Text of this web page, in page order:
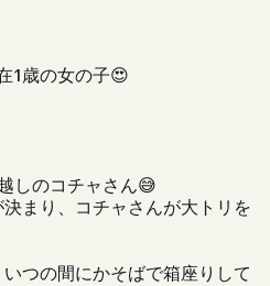
1歳の女の子😍
しのコチャさん😅
まり、コチャさんが大トリを
つの間にかそばで箱座りして